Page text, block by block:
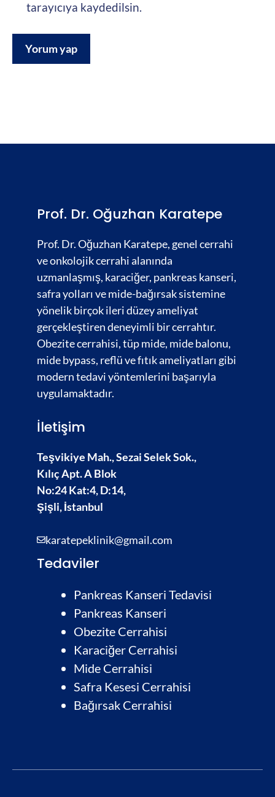
tarayıcıya kaydedilsin.
Prof. Dr. Oğuzhan Karatepe
Prof. Dr. Oğuzhan Karatepe, genel cerrahi
ve onkolojik cerrahi alanında
uzmanlaşmış, karaciğer, pankreas kanseri,
safra yolları vemide-bağırsaksistemine
yönelik birçok ileri düzey ameliyat
gerçekleştiren deneyimli bir cerrahtır.
Obezite cerrahisi,tüp mide, mide balonu,
mide bypass, reflü ve fıtık ameliyatları gibi
modern tedavi yöntemlerini başarıyla
uygulamaktadır.
İletişim
Teşvikiye Mah., Sezai Selek Sok.,
Kılıç Apt. A Blok
No:24 Kat:4, D:14,
Şişli, İstanbul
karatepeklinik@gmail.com
Tedaviler
Pankreas Kanseri Tedavisi
Pankreas Kanseri
Obezite Cerrahisi
Karaciğer Cerrahisi
Mide Cerrahisi
Safra Kesesi Cerrahisi
Bağırsak Cerrahisi